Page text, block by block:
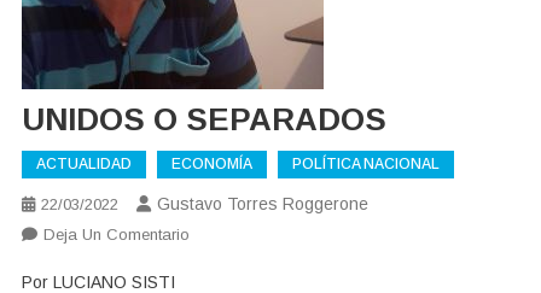
UNIDOS O SEPARADOS
ACTUALIDAD ECONOMÍA POLÍTICA NACIONAL
22/03/2022 Gustavo Torres Roggerone
Deja Un ComentarioEn
Por LUCIANO SISTI